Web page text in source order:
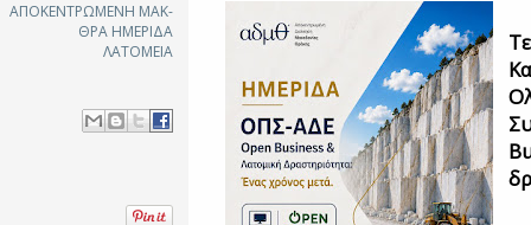
ΑΠΟΚΕΝΤΡΩΜΕΝΗ ΜΑΚ-
ΘΡΑ ΗΜΕΡΙΔΑ
ΛΑΤΟΜΕΙΑ